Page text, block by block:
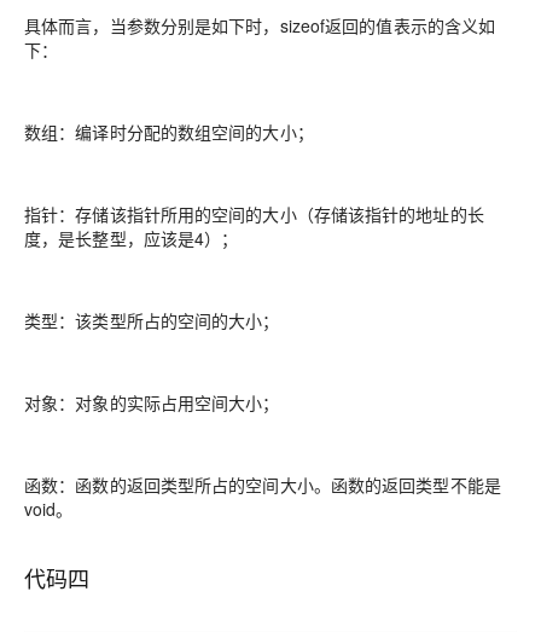
具体而言，当参数分别是如下时，sizeof返回的值表示的含义如
下：
数组：编译时分配的数组空间的大小；
指针：存储该指针所用的空间的大小（存储该指针的地址的长
度，是长整型，应该是4）；
类型：该类型所占的空间的大小；
对象：对象的实际占用空间大小；
函数：函数的返回类型所占的空间大小。函数的返回类型不能是
void。
代码四